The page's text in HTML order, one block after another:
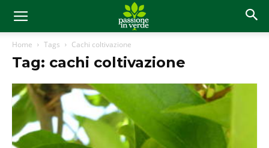
Home Tags Cachi coltivazione
Tag: cachi coltivazione